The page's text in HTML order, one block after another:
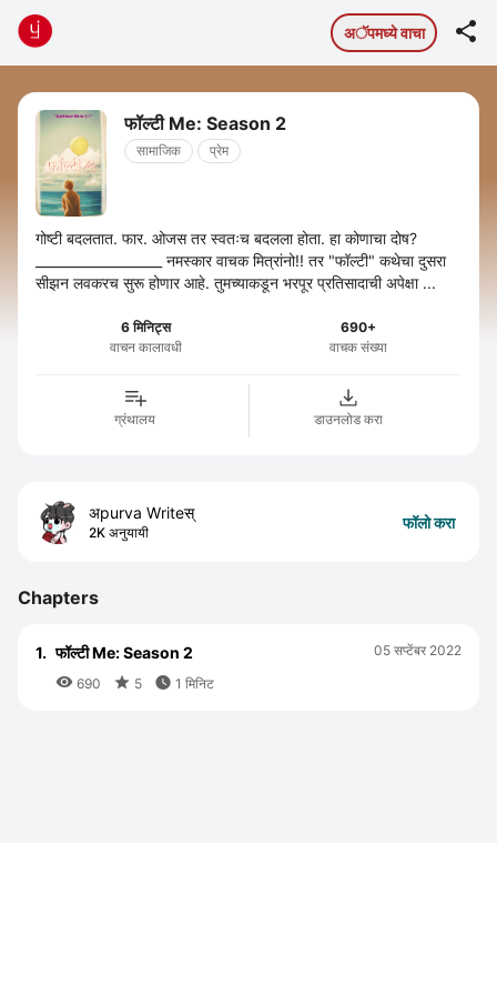
अॅपमध्ये वाचा 
फॉल्टी Me: Season 2
सामाजिक प्रेम
गोष्टी बदलतात. फार. ओजस तर स्वतःच बदलला होता. हा कोणाचा दोष?
___________________ नमस्कार वाचक मित्रांनो!! तर "फॉल्टी" कथेचा दुसरा
सीझन लवकरच सुरू होणार आहे. तुमच्याकडून भरपूर प्रतिसादाची अपेक्षा ...
6 मिनिट्स
वाचन कालावधी
690+
वाचक संख्या
ग्रंथालय डाउनलोड करा
अpurva Writeस्
2K अनुयायी
फॉलो करा
Chapters
1. फॉल्टी Me: Season 2
 690  5  1 मिनिट
05 सप्टेंबर 2022